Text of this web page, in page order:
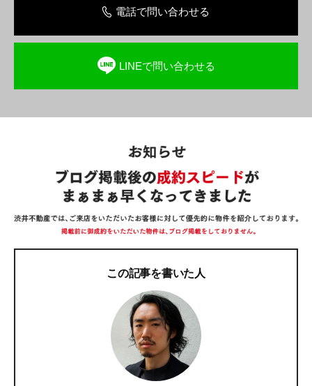
電話で問い合わせる
LINEで問い合わせる
この記事を書いた人